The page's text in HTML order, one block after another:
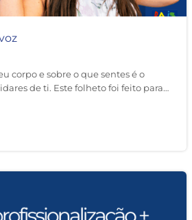
corpo e sobre o que sentes é o
de ti. Este folheto foi feito para…